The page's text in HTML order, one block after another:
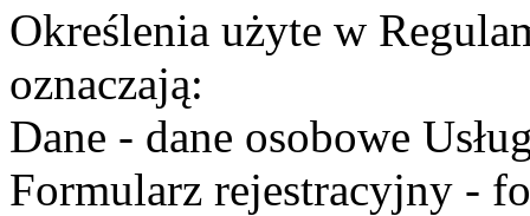
Określenia użyte w
oznaczają:
Dane - dane osobowe
Formularz rejestracyjny -